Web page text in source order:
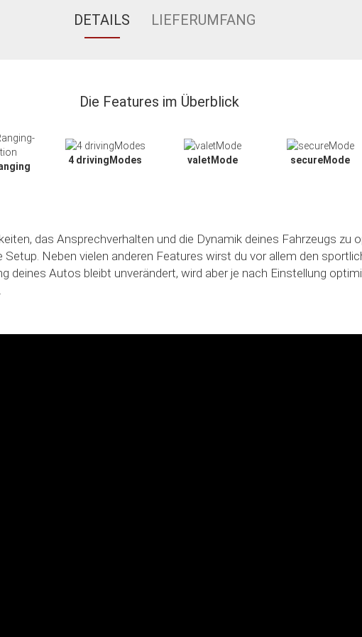
DETAILS LIEFERUMFANG
Die Features im Überblick
4 drivingModes valetMode secureMode
das Ansprechverhalten und die Dynamik deines Fahrzeugs zu
Neben vielen anderen Features wirst du vor allem den
deines Autos bleibt unverändert, wird aber je nach Einstellung